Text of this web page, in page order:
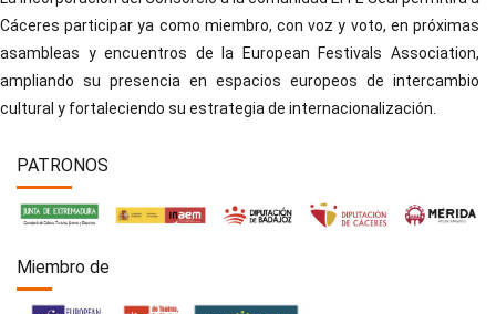
Cáceres participar ya como miembro, con voz y voto, en próximas
asambleas y encuentros de la European Festivals Association,
ampliando su presencia en espacios europeos de intercambio
cultural y fortaleciendo su estrategia de internacionalización.
PATRONOS
Miembro de